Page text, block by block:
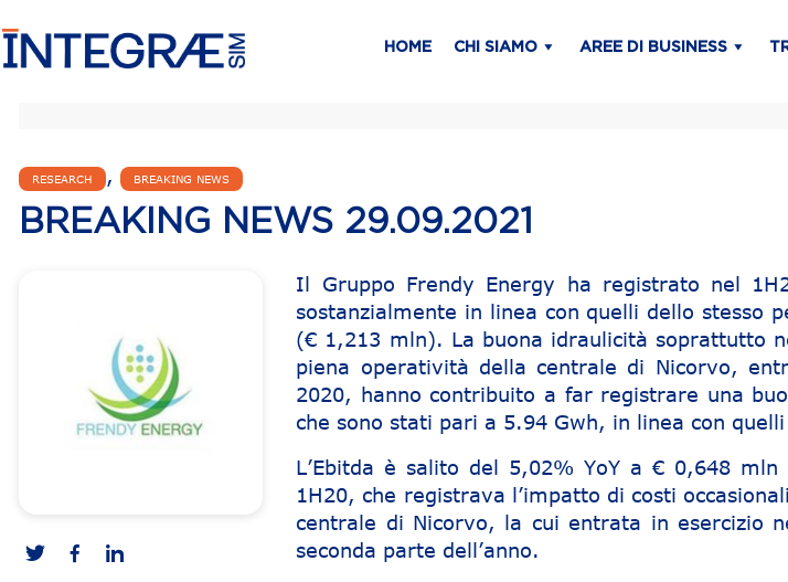
HOME CHI SIAMO AREE DI BUSINESS
RESEARCH , BREAKING NEWS
BREAKING NEWS 29.09.2021
Il Gruppo Frendy Energy ha registrato nel
sostanzialmente in linea con quelli dello stesso
(€ 1,213 mln). La buona idraulicità soprattutto
piena operatività della centrale di Nicorvo,
2020, hanno contribuito a far registrare una
che sono stati pari a 5.94 Gwh, in linea con
L’Ebitda è salito del 5,02% YoY a € 0,648
1H20, che registrava l’impatto di costi
centrale di Nicorvo, la cui entrata in esercizio
seconda parte dell’anno.